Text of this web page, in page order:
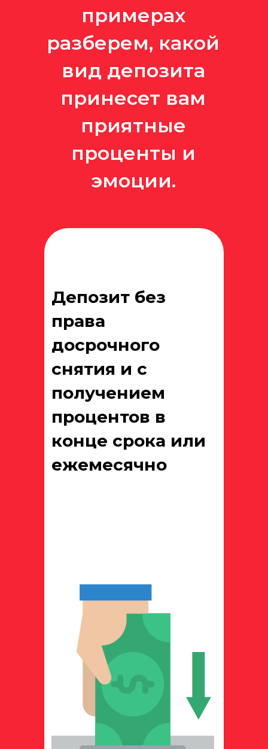
примерах
разберем, какой
вид депозита
принесет вам
приятные
проценты и
эмоции.
Депозит без
права
досрочного
снятия и с
получением
процентов в
конце срока или
ежемесячно